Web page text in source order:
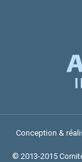
Conception &
© 2013-2015